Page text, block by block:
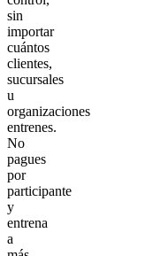
sin
importar
cuántos
clientes,
sucursales
u
organizaciones
entrenes.
No
pagues
por
participante
y
entrena
a